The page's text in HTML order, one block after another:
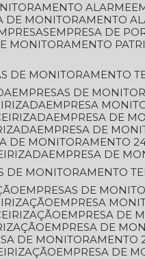
ALARME
DE MONITORAMENTO
EMPRESA DE
MONITORAMENTO
DE MONITORAMENTO
EMPRESAS DE
EMPRESA
EMPRESA DE
EMPRESA DE
DE MONITORAMENTO
EMPRESA DE
DE MONITORAMENTO
EMPRESAS DE
EMPRESA
EMPRESA DE
EMPRESA DE
DE
EMPRESA DE